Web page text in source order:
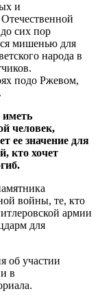
и
сих пор
мишенью для
народа в
подо Ржевом,
иметь
человек,
ее значение для
кто хочет
войны, те, кто
армии
для
об участии
в